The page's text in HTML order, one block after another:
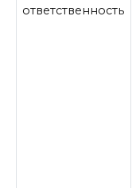
ответственность